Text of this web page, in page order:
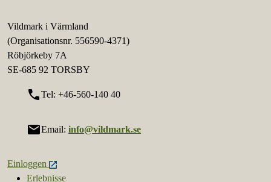
Vildmark i Värmland
(Organisationsnr. 556590-4371)
Röbjörkeby 7A
SE-685 92 TORSBY
callTel: +46-560-140 40
mailEmail: info@vildmark.se
Einloggen
Erlebnisse